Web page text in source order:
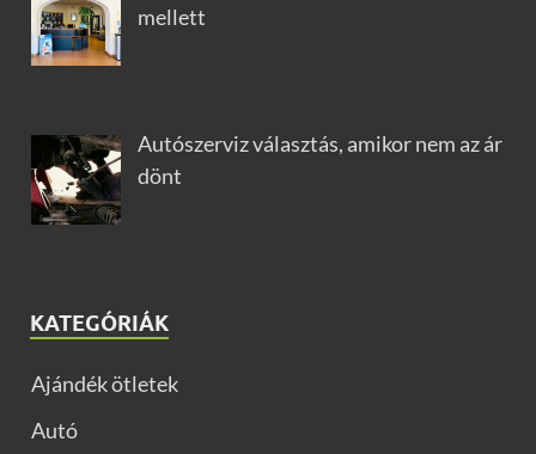
mellett
Autószerviz választás, amikor nem az ár
dönt
KATEGÓRIÁK
Ajándék ötletek
Autó